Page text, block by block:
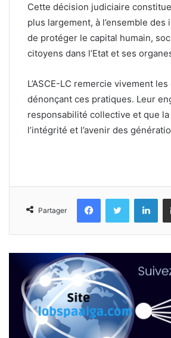
Cette décision judiciaire
plus largement, à l’ensemble
de protéger le capital humain,
citoyens dans l’Etat et ses
L’ASCE-LC remercie vivement
dénonçant ces pratiques. Leur
responsabilité collective et que
l’intégrité et l’avenir des
Partager
FacebookTwitter